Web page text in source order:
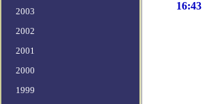
2003
2002
2001
2000
1999
16:43